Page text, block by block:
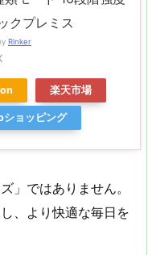
クプレミス
Rinker
楽天市場
ショッピング
」ではありません。
、より快適な毎日を